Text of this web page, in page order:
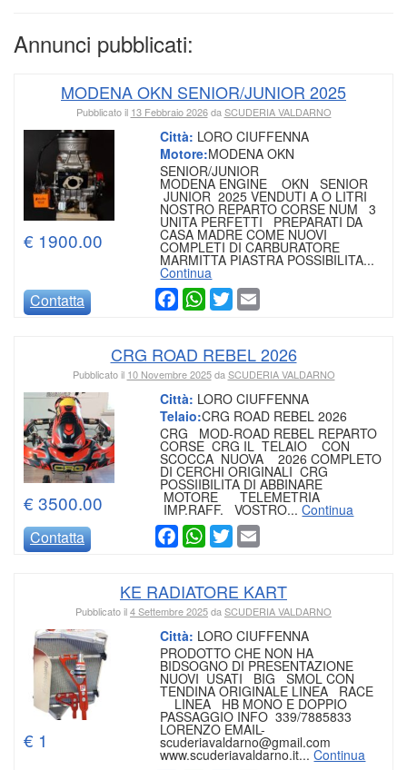
Annunci pubblicati:
MODENA OKN SENIOR/JUNIOR 2025
Pubblicato il 13 Febbraio 2026daSCUDERIA VALDARNO
€ 1900.00
Città: LORO CIUFFENNA
Motore:MODENA OKN
SENIOR/JUNIOR
MODENA ENGINE OKN SENIOR
JUNIOR 2025 VENDUTI A O LITRI
NOSTRO REPARTO CORSE NUM 3
UNITA PERFETTI PREPARATI DA
CASA MADRE COME NUOVI
COMPLETI DI CARBURATORE
MARMITTA PIASTRA POSSIBILITA...
Continua
Contatta Facebook
WhatsApp
Twitter
CRG ROAD REBEL 2026
Pubblicato il 10 Novembre 2025daSCUDERIA VALDARNO
€ 3500.00
Città: LORO CIUFFENNA
Telaio:CRG ROAD REBEL 2026
CRG MOD-ROAD REBEL REPARTO
CORSE CRG IL TELAIO CON
SCOCCA NUOVA 2026 COMPLETO
DI CERCHI ORIGINALI CRG
POSSIIBILITA DI ABBINARE
MOTORE TELEMETRIA
IMP.RAFF. VOSTRO...Continua
Contatta Facebook
WhatsApp
Twitter
KE RADIATORE KART
Pubblicato il4 Settembre 2025daSCUDERIA VALDARNO
€ 1
Città: LORO CIUFFENNA
PRODOTTO CHE NON HA
BIDSOGNO DI PRESENTAZIONE
NUOVI USATI BIG SMOL CON
TENDINA ORIGINALE LINEA RACE
LINEA HB MONO E DOPPIO
PASSAGGIO INFO 339/7885833
LORENZO EMAIL-
scuderiavaldarno@gmail.com
www.scuderiavaldarno.it...Continua